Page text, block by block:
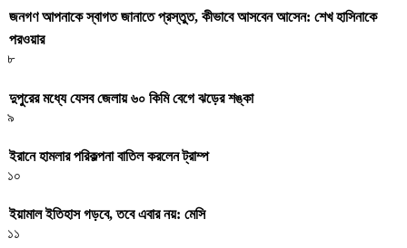
জনগণ আপনাকে স্বাগত জানাতে প্রস্তুত, কীভাবে আসবেন আসেন: শেখ হাসিনাকে
পরওয়ার
৮
দুপুরের মধ্যে যেসব জেলায় ৬০ কিমি বেগে ঝড়ের শঙ্কা
৯
ইরানে হামলার পরিকল্পনা বাতিল করলেন ট্রাম্প
১০
ইয়ামাল ইতিহাস গড়বে, তবে এবার নয়: মেসি
১১